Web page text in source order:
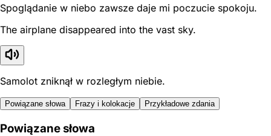
Spoglądanie w niebo zawsze daje mi poczucie spokoju.
The airplane disappeared into the vast sky.
Samolot zniknął w rozległym niebie.
Powiązane słowa Frazy i kolokacje Przykładowe zdania
Powiązane słowa